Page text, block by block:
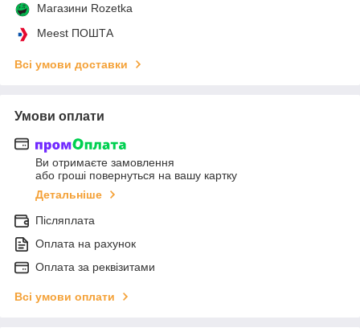
Магазини Rozetka
Meest ПОШТА
Всі умови доставки
Умови оплати
Ви отримаєте замовлення
або гроші повернуться на вашу картку
Детальніше
Післяплата
Оплата на рахунок
Оплата за реквізитами
Всі умови оплати